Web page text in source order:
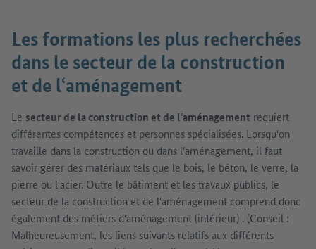
Les formations les plus recherchées
dans le secteur de la construction
et de l‘aménagement
Le secteur de la construction et de l'aménagement requiert
différentes compétences et personnes spécialisées. Lorsqu'on
travaille dans la construction ou dans l'aménagement, il faut
savoir gérer des matériaux tels que le bois, le béton, le verre, la
pierre ou l'acier. Outre le bâtiment et les travaux publics, le
secteur de la construction et de l'aménagement comprend donc
également des métiers d'aménagement (intérieur) ‍‍‍‍‍. (Conseil :
Malheureusement, les liens suivants relatifs aux différents